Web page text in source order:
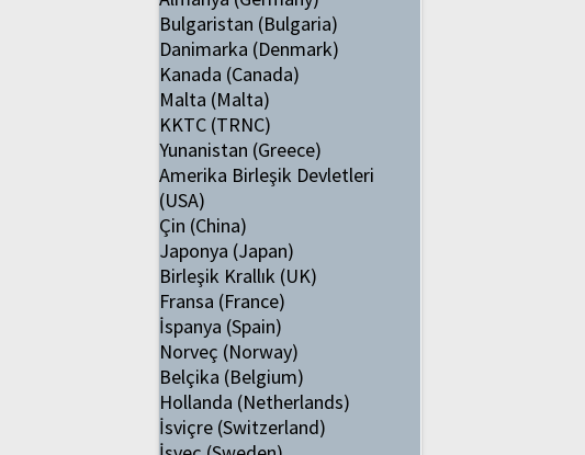
Bulgaristan (Bulgaria)
Danimarka (Denmark)
Kanada (Canada)
Malta (Malta)
KKTC (TRNC)
Yunanistan (Greece)
Amerika Birleşik Devletleri
(USA)
Çin (China)
Japonya (Japan)
Birleşik Krallık (UK)
Fransa (France)
İspanya (Spain)
Norveç (Norway)
Belçika (Belgium)
Hollanda (Netherlands)
İsviçre (Switzerland)